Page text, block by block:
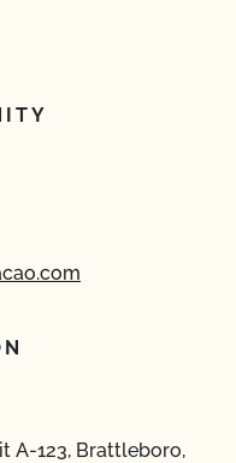
A-123, Brattleboro,